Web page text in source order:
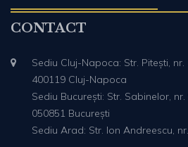
CONTACT
Sediu Cluj-Napoca: Str. Pitești, nr.
400119 Cluj-Napoca
Sediu București: Str. Sabinelor,
050851 București
Sediu Arad: Str. Ion Andreescu,